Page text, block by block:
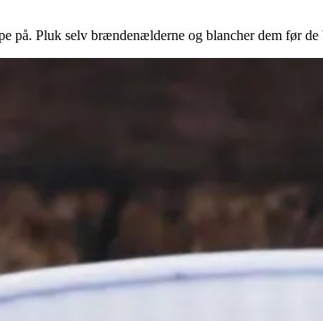
på. Pluk selv brændenælderne og blancher dem før de